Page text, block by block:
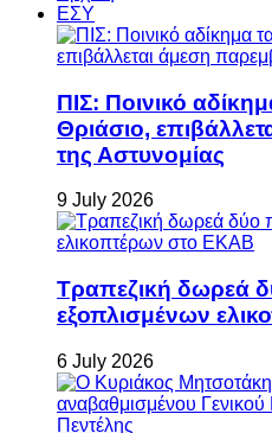
ΕΣΥ
ΠΙΣ: Ποινικό
Θριάσιο,
της Αστυνομίας
9 July 2026
Τραπεζική δωρεά
εξοπλισμένων
6 July 2026